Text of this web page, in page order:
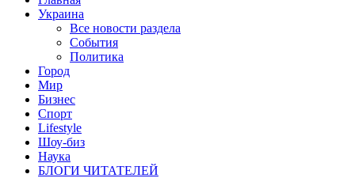
Украина
Все новости раздела
События
Политика
Город
Мир
Бизнес
Спорт
Lifestyle
Шоу-биз
Наука
БЛОГИ ЧИТАТЕЛЕЙ